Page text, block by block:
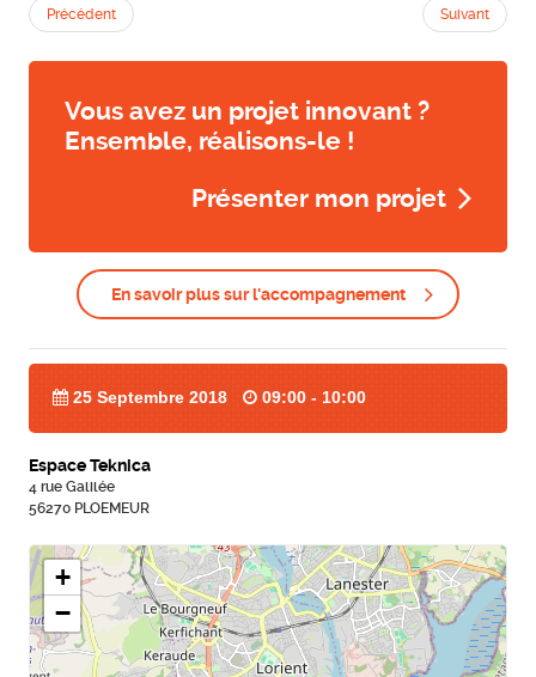
Précédent Suivant
Vous avez un projet innovant ?
Ensemble, réalisons-le !
Présenter mon projet
En savoir plus sur l'accompagnement
25 Septembre 2018 09:00 - 10:00
Espace Teknica
4 rue Galilée
56270 PLOEMEUR
+
−